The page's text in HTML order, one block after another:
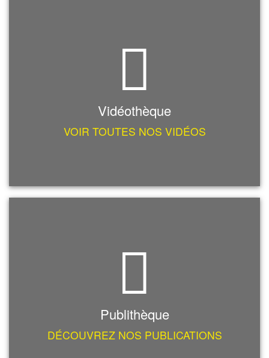
Vidéothèque
VOIR TOUTES NOS VIDÉOS
Publithèque
DÉCOUVREZ NOS PUBLICATIONS